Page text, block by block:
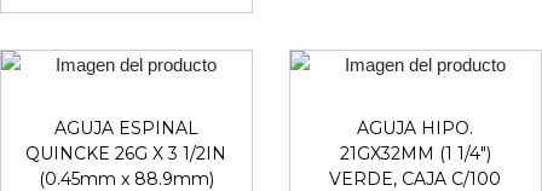
AGUJA ESPINAL
QUINCKE 26G X 3 1/2IN
(0.45mm x 88.9mm)
AGUJA HIPO.
21GX32MM (1 1/4″)
VERDE, CAJA C/100